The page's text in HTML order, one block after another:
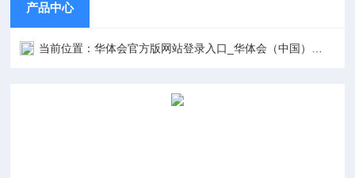
产品中心
当前位置：华体会官方版网站登录入口_华体会（中国）